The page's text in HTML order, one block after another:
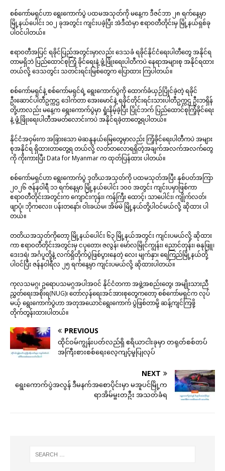
စစ်ကော်မရှင်ဟာ ရွေးကောက်ပွဲ ပထမအသုတ်ကို မနေ့က ဒီဇင်ဘာ ၂၈ ရက်နေ့မှာ
မြို့နယ်ပေါင်း ၁၀၂ ခုအတွင်း ကျင်းပခဲ့ပြီး အဲဒီထဲမှာ ဧရာ၀တီတိုင်းမှ မြို့နယ်ရှစ်ခု
ပါဝင်ပါတယ်။
ဧရာ၀တီအပြင် ရခိုင်ပြည်အတွင်းမှာလည်း ဒေသခံ ရခိုင်နိုင်ငံရေးပါတီတွေ အနိုင်ရ
တာမရှိဘဲ ပြည်ထောင်စုကြံ့ ခိုင်ရေးနဲ့ ဖွံ့ဖြိုးရေးပါတီကပဲ နေရာအများစု အနိုင်ရထား
တယ်လို့ ဒေသတွင်း သတင်းရင်းမြစ်တွေက ပြောထား ကြပါတယ်။
စစ်ကော်မရှင်နဲ့ စစ်ကော်မရှင်ရဲ့ ရွေးကောက်ပွဲကို ထောက်ခံယှဉ်ပြိုင်ခဲ့တဲ့ ရခိုင်
ဦးဆောင်ပါတီဥက္ကဌ ဒေါက်တာ အေးမောင်နဲ့ ရခိုင်တိုင်းရင်းသားပါတီဥက္ကဌ ဦးဘရှိန်
တို့ဟာလည်း မနေ့က ရွေးကောက်ပွဲမှာ ရှုံးနိမ့်ခဲ့ပြီး​ ပြိုင်ဘက် ပြည်ထောင်စုကြံ့ခိုင်ရေး
နဲ့ ဖွံ့ဖြိုးရေးပါတီအမတ်လောင်းကပဲ အနိုင်ရခဲ့တာတွေ့ရပါတယ်။
နိုင်ငံအဝှမ်းက အခြားသော မဲဆန္ဒနယ်မြေတွေမှာလည်း ကြံ့ခိုင်ရေးပါတီကပဲ အများ
စုအနိုင်ရ ရှိထားတာတွေ့ရ တယ်လို့ လတ်တလောရရှိတဲ့အချက်အလက်အလက်တွေ
ကို ကိုးကားပြီး Data for Myanmar က ထုတ်ပြန်ထား ပါတယ်။
စစ်ကော်မရှင်ဟာ ရွေးကောက်ပွဲ ဒုတိယအသုတ်ကို ပထမသုတ်အပြီး နှစ်ပတ်အကြာ
၂၀၂၆ ဇန်နဝါရီ ၁၁ ရက်နေ့မှာ မြို့နယ်ပေါင်း ၁၀၀ အတွင်း ကျင်းပမှာဖြစ်ကာ
ဧရာ၀တီတိုင်းအတွင်းက ကျောင်းကုန်း၊ ကန်ကြီး ထောင့်၊ သာပေါင်း၊ ကျိုက်လတ်၊
ဖျာပုံ၊ ဘိုကလေး၊ ပန်းတနော်၊ ဝါးခယ်မ၊ အိမ်မဲ မြို့နယ်တို့ပါဝင်မယ်လို့ ဆိုထား ပါ
တယ်။
တတိယအသုတ်ကိုတော့ မြို့နယ်ပေါင်း ၆၃ မြို့နယ်အတွင်း ကျင်းပမယ်လို့ ဆိုထား
ကာ ဧရာ၀တီတိုင်းအတွင်းမှ ငပုတော၊ ဇလွန်၊ မော်လမြိုင်ကျွန်း၊ ညောင်တုန်း၊ ဓနုဖြူ၊
ဒေးဒရဲ၊ အင်္ဂပူတို့နဲ့ လက်ရှိတိုက်ပွဲဖြစ်ပွားနေတဲ့ လေး မျက်နှာ၊ ရေကြည်မြို့နယ်တို့
ပါဝင်ပြီး ဇန်နဝါရီလ ၂၅ ရက်နေ့မှာ ကျင်းပမယ်လို့ ဆိုထားပါတယ်။
ကုလသမဂ္ဂ၊ ဥရောပသမဂ္ဂအပါအဝင် နိုင်ငံတကာ အဖွဲ့အစည်းတွေ၊ အမျိုးသားညီ
ညွှတ်ရေးအစိုးရ(NUG)၊ တော်လှန်ရေးအင်အားစုတွေကတော့ စစ်ကော်မရှင်က လုပ်
မယ့် ရွေးကောက်ပွဲဟာ အတုအယောင်ရွေးကောက် ပွဲဖြစ်တာမို့ ဆန့်ကျင်ကြဖို့
တိုက်တွန်းထားပါတယ်။
PREVIOUS
ထိုင်ဝမ်ကျွန်းပတ်လည်ရှိ ဧရိယာငါးခုမှာ တရုတ်စစ်တပ်
အကြီးစားစစ်ရေးလေ့ကျင့်မှုပြုလုပ်
NEXT
ရွေးကောက်ပွဲအလွန် ဒီမနက်အစောပိုင်းမှာ မအူပင်မြို့က
ရာအိမ်မှူးတဦး အသတ်ခံရ